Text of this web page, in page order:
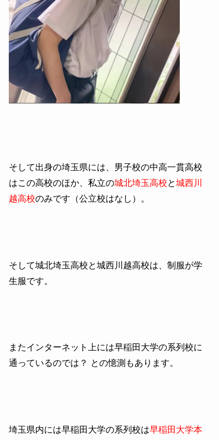
そして出身の埼玉県には、男子校の中高一貫高校
はこの高校のほか、私立の城北埼玉高校 と 城西川
越高校のみです（公立校はなし）。
そして城北埼玉高校と城西川越高校は、制服が学
生服です。
またインターネット上には早稲田大学の系列校に
通っているのでは？ との憶測もあります。
埼玉県内には早稲田大学の系列校は早稲田大学本